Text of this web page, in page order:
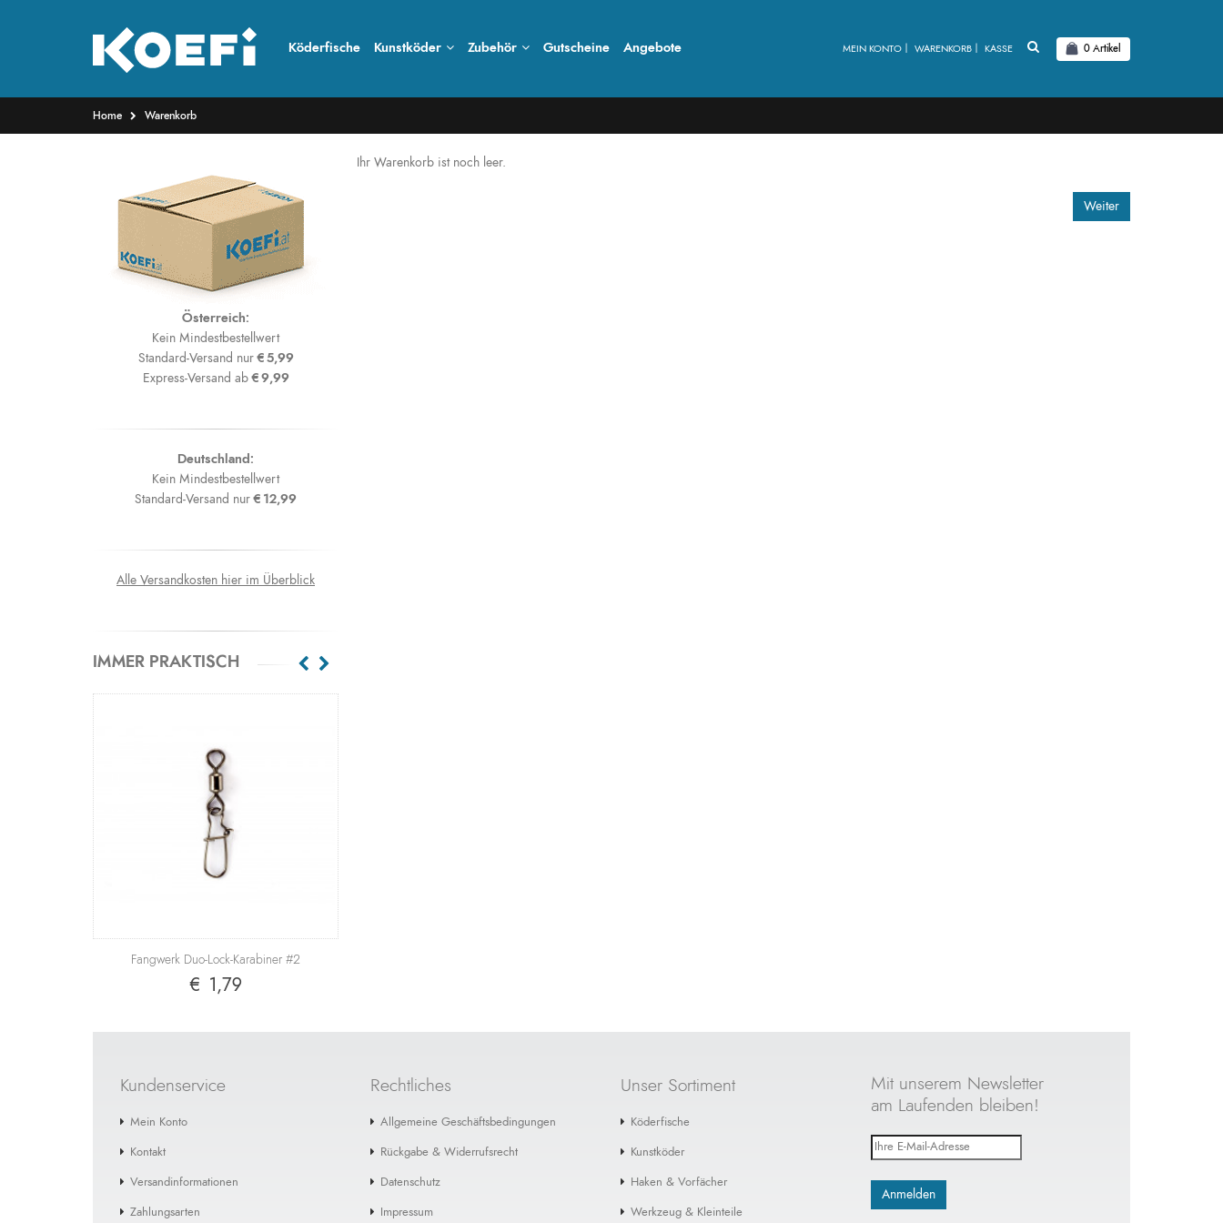
Köderfische Kunstköder Zubehör Gutscheine Angebote MEIN KONTO WARENKORB KASSE 0 Artikel
Home Warenkorb
Ihr Warenkorb ist noch leer.
Weiter
Österreich:
Kein Mindestbestellwert
Standard-Versand nur€5,99
Express-Versand ab€9,99
Deutschland:
Kein Mindestbestellwert
Standard-Versand nur €12,99
Alle Versandkosten hier im Überblick
IMMER PRAKTISCH
Fangwerk Duo-Lock-Karabiner #2
€ 1,79
Kundenservice
Mein Konto
Kontakt
Versandinformationen
Zahlungsarten
Rechtliches
Allgemeine Geschäftsbedingungen
Rückgabe & Widerrufsrecht
Datenschutz
Impressum
Unser Sortiment
Köderfische
Kunstköder
Haken & Vorfächer
Werkzeug & Kleinteile
Mit unserem Newsletter
am Laufenden bleiben!